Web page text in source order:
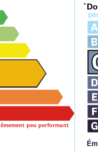
peu performant
*